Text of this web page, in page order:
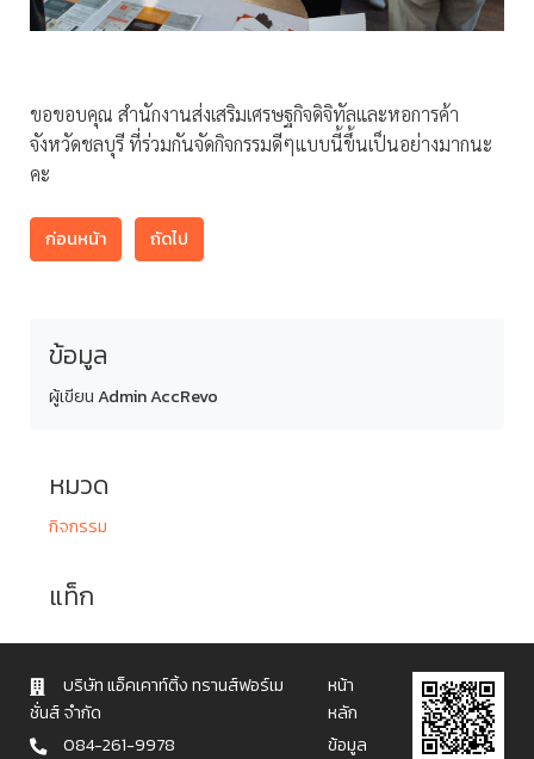
ขอขอบคุณ สำนักงานส่งเสริมเศรษฐกิจดิจิทัลและหอการค้า
จังหวัดชลบุรี ที่ร่วมกันจัดกิจกรรมดีๆแบบนี้ขึ้นเป็นอย่างมากนะ
คะ
ก่อนหน้า ถัดไป
ข้อมูล
ผู้เขียนAdmin AccRevo
หมวด
กิจกรรม
แท็ก
บริษัท แอ็คเคาท์ติ้ง ทรานส์ฟอร์เม
ชั่นส์ จำกัด
084-261-9978
หน้า
หลัก
ข้อมูล